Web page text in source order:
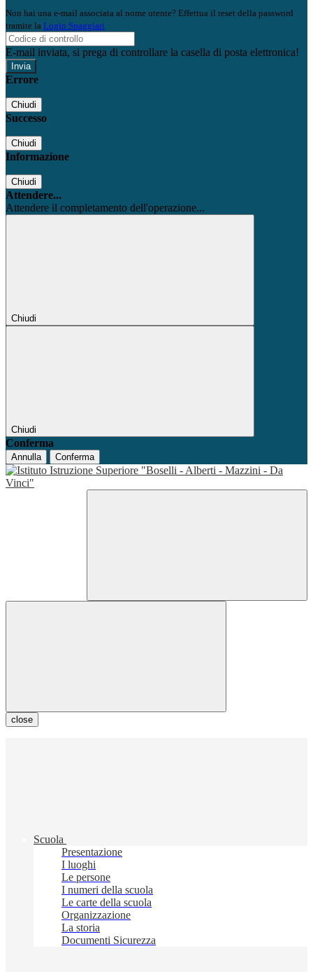
Non hai una e-mail associata al nome utente? Effettua il reset della password
tramite la Login Spaggiari
E-mail inviata, si prega di controllare la casella di posta elettronica!
Errore
Chiudi
Successo
Chiudi
Informazione
Chiudi
Attendere...
Attendere il completamento dell'operazione...
Chiudi
Chiudi
Conferma
Annulla Conferma
close
Scuola
Presentazione
I luoghi
Le persone
I numeri della scuola
Le carte della scuola
Organizzazione
La storia
Documenti Sicurezza